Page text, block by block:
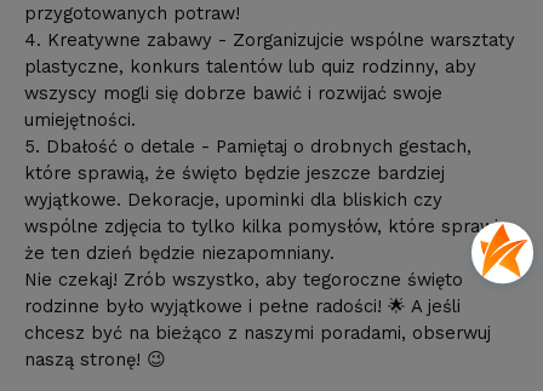
przygotowanych potraw!
4. Kreatywne zabawy - Zorganizujcie wspólne warsztaty
plastyczne, konkurs talentów lub quiz rodzinny, aby
wszyscy mogli się dobrze bawić i rozwijać swoje
umiejętności.
5. Dbałość o detale - Pamiętaj o drobnych gestach,
które sprawią, że święto będzie jeszcze bardziej
wyjątkowe. Dekoracje, upominki dla bliskich czy
wspólne zdjęcia to tylko kilka pomysłów, które sprawią,
że ten dzień będzie niezapomniany.
Nie czekaj! Zrób wszystko, aby tegoroczne święto
rodzinne było wyjątkowe i pełne radości! 🌟 A jeśli
chcesz być na bieżąco z naszymi poradami, obserwuj
naszą stronę! 😉